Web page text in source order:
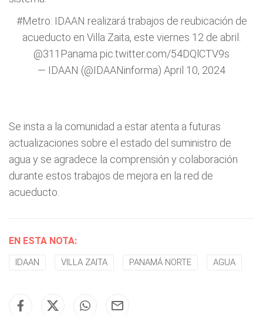
#Metro: IDAAN realizará trabajos de reubicación de
acueducto en Villa Zaita, este viernes 12 de abril.
@311Panama pic.twitter.com/54DQlCTV9s
— IDAAN (@IDAANinforma) April 10, 2024
Se insta a la comunidad a estar atenta a futuras
actualizaciones sobre el estado del suministro de
agua y se agradece la comprensión y colaboración
durante estos trabajos de mejora en la red de
acueducto.
EN ESTA NOTA:
IDAAN VILLA ZAITA PANAMÁ NORTE AGUA